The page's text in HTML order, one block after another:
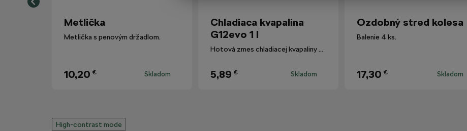
Metlička
Metlička s penovým držadlom.
10,20 € Skladom
Chladiaca kvapalina
G12evo 1 l
Hotová zmes chladiacej kvapaliny G12evo pre všetky vozidlá Škoda.
5,89 € Skladom
Ozdobný stred kolesa
Balenie 4 ks.
17,30 € Skladom
High-contrast mode